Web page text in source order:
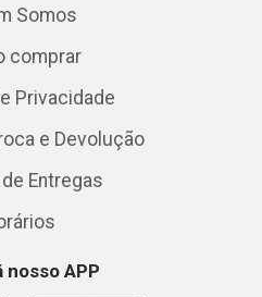
Somos
comprar
Privacidade
e Devolução
Entregas
nosso APP